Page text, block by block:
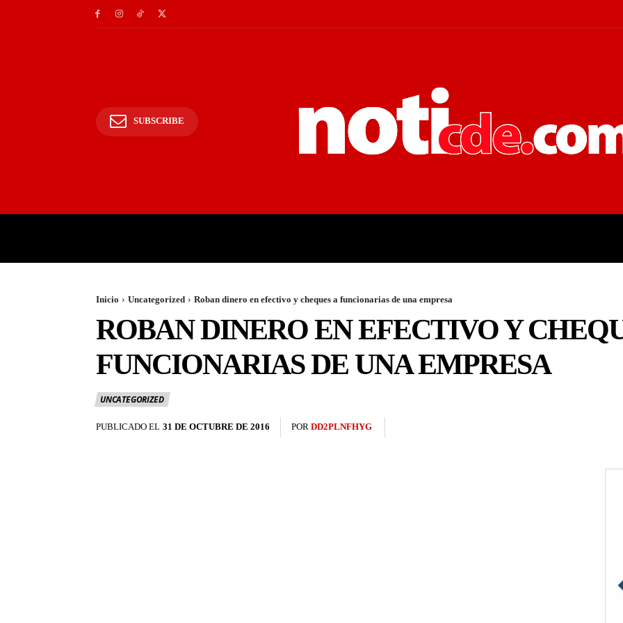
SUBSCRIBE
Inicio Uncategorized Roban dinero en efectivo y cheques a funcionarias de una empresa
ROBAN DINERO EN EFECTIVO Y
FUNCIONARIAS DE UNA EMPRESA
UNCATEGORIZED
PUBLICADO EL 31 DE OCTUBRE DE 2016 POR DD2PLNFHYG